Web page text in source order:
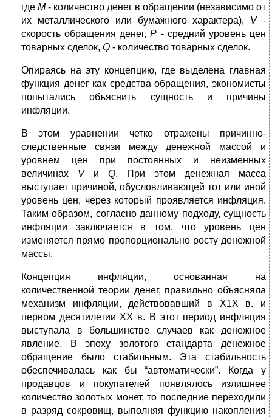
где М- количество денег в обращении (независимо от
их металлического или бумажного характера), V-
скорость обращения денег,Р - средний уровень цен
товарных сделок, Q - количество товарных сделок.
Опираясь на эту концепцию, где выделена главная
функция денег как средства обращения, экономисты
попытались объяснить сущность и причины
инфляции.
В этом уравнении четко отражены причинно-
следственные связи между денежной массой и
уровнем цен при постоянных и неизменных
величинах Vи Q. При этом денежная масса
выступает причиной, обусловливающей тот или иной
уровень цен, через который проявляется инфляция.
Таким образом, согласно данному подходу, сущность
инфляции заключается в том, что уровень цен
изменяется прямо пропорционально росту денежной
массы.
Концепция инфляции, основанная на
количественной теории денег, правильно объясняла
механизм инфляции, действовавший в Х1Х в. и
первом десятилетии ХХ в. В этот период инфляция
выступала в большинстве случаев как денежное
явление. В эпоху золотого стандарта денежное
обращение было стабильным. Эта стабильность
обеспечивалась как бы “автоматически”. Когда у
продавцов и покупателей появлялось излишнее
количество золотых монет, то последние переходили
в разряд сокровищ, выполняя функцию накопления